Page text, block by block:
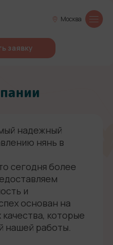
Москва
заявку
надежный
нянь в
сегодня более
и
основан на
которые
нашей работы.